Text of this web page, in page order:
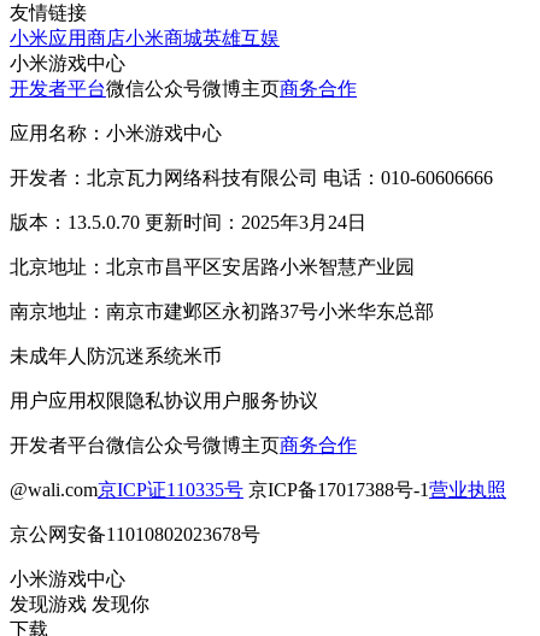
友情链接
小米应用商店小米商城英雄互娱
小米游戏中心
开发者平台微信公众号微博主页商务合作
应用名称：小米游戏中心
开发者：北京瓦力网络科技有限公司 电话：010-60606666
版本：13.5.0.70 更新时间：2025年3月24日
北京地址：北京市昌平区安居路小米智慧产业园
南京地址：南京市建邺区永初路37号小米华东总部
未成年人防沉迷系统米币
用户应用权限隐私协议用户服务协议
开发者平台微信公众号微博主页商务合作
@wali.com京ICP证110335号 京ICP备17017388号-1营业执照
京公网安备11010802023678号
小米游戏中心
发现游戏 发现你
下载